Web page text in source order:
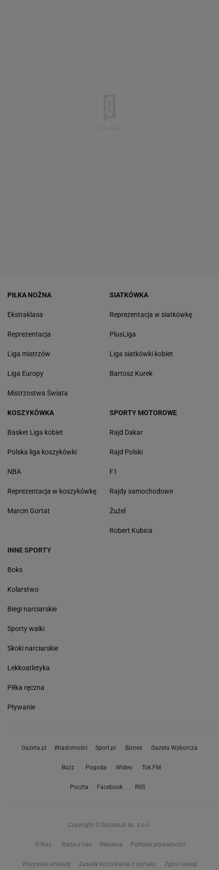
PIŁKA NOŻNA
Ekstraklasa
Reprezentacja
Liga mistrzów
Liga Europy
Mistrzostwa Świata
SIATKÓWKA
Reprezentacja w siatkówkę
PlusLiga
Liga siatkówki kobiet
Bartosz Kurek
KOSZYKÓWKA
Basket Liga kobiet
Polska liga koszykówki
NBA
Reprezentacja w koszykówkę
Marcin Gortat
SPORTY MOTOROWE
Rajd Dakar
Rajd Polski
F1
Rajdy samochodowe
Żużel
Robert Kubica
INNE SPORTY
Boks
Kolarstwo
Biegi narciarskie
Sporty walki
Skoki narciarskie
Lekkoatletyka
Piłka ręczna
Pływanie
Gazeta.pl Wiadomości Sport.pl Biznes Gazeta Wyborcza
Buzz Pogoda Wideo Tok.FM
Poczta Facebook RSS
Copyright © Gazeta.pl sp. z o.o.
O Nas Staże u nas Reklama Polityka prywatności
Wszystkie artykuły Zasady korzystania z portalu Zgłoś uwagi